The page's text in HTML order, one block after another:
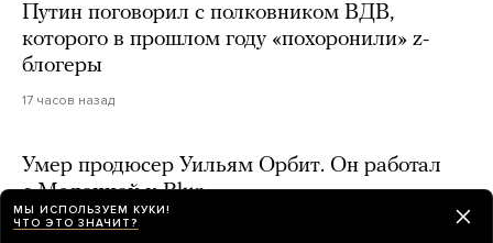
Путин поговорил с полковником ВДВ,
которого в прошлом году «похоронили» z-
блогеры
17 часов назад
Умер продюсер Уильям Орбит. Он работал
с Мадонной и Blur
18 часов назад
МЫ ИСПОЛЬЗУЕМ КУКИ!
ЧТО ЭТО ЗНАЧИТ?